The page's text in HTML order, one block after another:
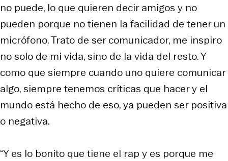
no puede, lo que quieren decir amigos y no
pueden porque no tienen la facilidad de tener un
micrófono. Trato de ser comunicador, me inspiro
no solo de mi vida, sino de la vida del resto. Y
como que siempre cuando uno quiere comunicar
algo, siempre tenemos críticas que hacer y el
mundo está hecho de eso, ya pueden ser positiva
o negativa.
“Y es lo bonito que tiene el rap y es porque me